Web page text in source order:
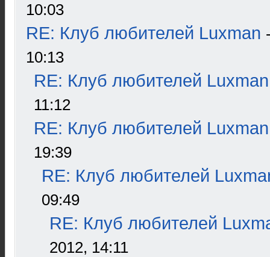
10:03
RE: Клуб любителей Luxman
10:13
RE: Клуб любителей Luxman
11:12
RE: Клуб любителей Luxman
19:39
RE: Клуб любителей
09:49
RE: Клуб любителей
2012, 14:11